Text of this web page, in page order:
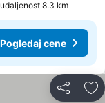
8.3 km
Pogledaj cene
Deli